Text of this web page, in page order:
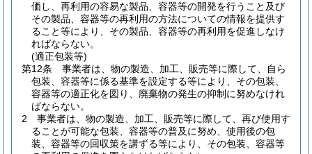
価し、再利用の容易な製品、容器等の開発を行うこと及び
その製品、容器等の再利用の方法についての情報を提供す
ること等により、その製品、容器等の再利用を促進しなけ
ればならない。
(適正包装等)
第12条
事業者は、物の製造、加工、販売等に際して、自ら
包装、容器等に係る基準を設定する等により、その包装、
容器等の適正化を図り、廃棄物の発生の抑制に努めなけれ
ばならない。
2
事業者は、物の製造、加工、販売等に際して、再び使用す
ることが可能な包装、容器等の普及に努め、使用後の包
装、容器等の回収策を講ずる等により、その包装、容器等